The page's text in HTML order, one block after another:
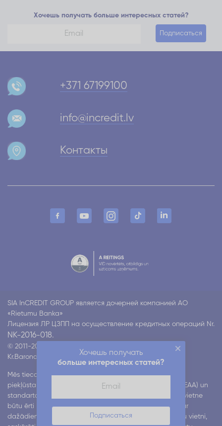
Хочешь получать
больше интересных статей?
Подписаться
Хочешь получать больше интересных статей?
Подписаться
+371 67199100
info@incredit.lv
Контакты
SIA InCREDIT GROUP является дочерней компанией АО
«Rietumu Banka»
Лицензия ЛР ЦЗПП на осуществление кредитных операций Nr.
NK-2016-018.
© 2011-2026 Incredit
Kr.Barona 130 k4, Rīga LV-1012
Все права защищены
Mēs tiecamies nodrošināt mūsu digitālo pakalpojumu
piekļūstamību atbilstoši Eiropas piekļūstamības aktam (EAA) un
standartam EN 301 549. Mēs strādājam pie tā, lai mūsu vietne
būtu ērti lietojama visiem lietotājiem, tostarp cilvēkiem ar
dažādiem funkcionāliem traucējumiem. Ja, lietojot mūsu vietni,